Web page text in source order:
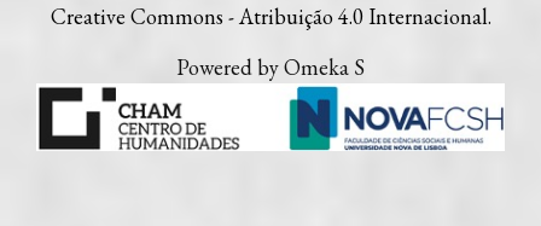
Creative Commons - Atribuição 4.0 Internacional.
Powered by Omeka S